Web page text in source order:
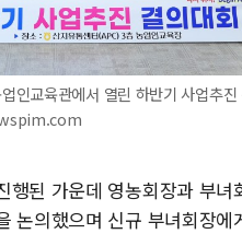
인교육관에서 열린 하반기 사업추
된 가운데 영농회장과 부
논의했으며 신규 부녀회장에